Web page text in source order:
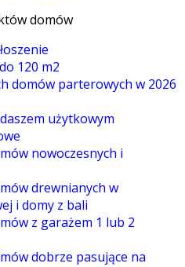
domów
120 m2
domów parterowych w 2026
użytkowym
nowoczesnych i
drewnianych w
i domy z bali
z garażem 1 lub 2
dobrze pasujące na